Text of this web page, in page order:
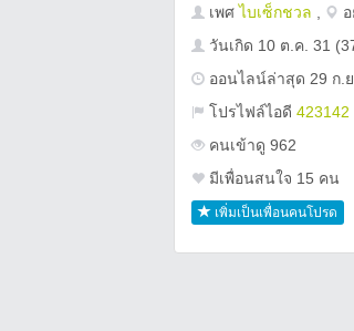
เพศไบเซ็กชวล
วันเกิด 10 ต.ค. 31
ออนไลน์ล่าสุด 29 ก.
โปรไฟล์ไอดี 423142
คนเข้าดู 962
มีเพื่อนสนใจ 15 คน
เพิ่มเป็นเพื่อนคนโปรด